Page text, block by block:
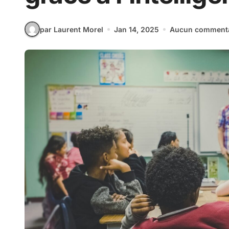
par Laurent Morel Jan 14, 2025 Aucun